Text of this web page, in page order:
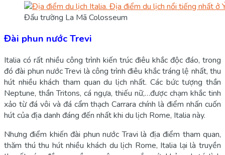
Đấu trường La Mã Colosseum
Đài phun nước Trevi
Italia có rất nhiều công trình kiến trúc điêu khắc độc đáo, trong
đó đài phun nước Trevi là công trình điêu khắc tráng lệ nhất, thu
hút nhiều khách tham quan du lịch nhất. Các bức tượng thần
Neptune, thần Tritons, cá ngựa, thiếu nữ,…được chạm khắc tinh
xảo từ đá vôi và đá cẩm thạch Carrara chính là điểm nhấn cuốn
hút của địa danh đáng đến nhất khi du lịch Rome, Italia này.
Nhưng điểm khiến đài phun nước Travi là địa điểm tham quan,
thăm thú thu hút nhiều khách du lịch Rome, Italia lại là truyền